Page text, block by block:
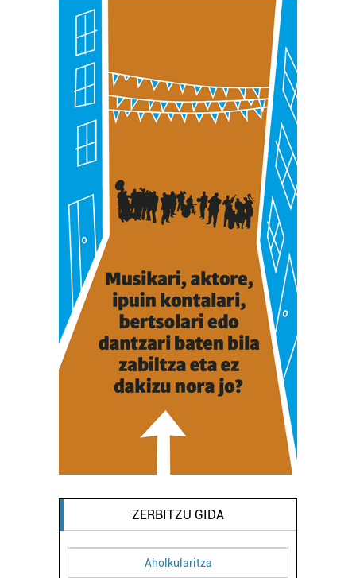
ZERBITZU GIDA
Aholkularitza